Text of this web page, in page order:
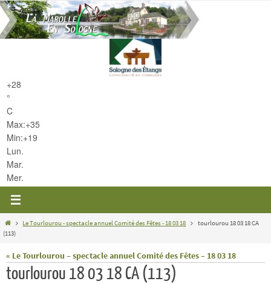
Passer
vers
le
+28
°
C
Max:+35
Min:+19
Lun.
Mar.
Mer.
HomeLe Tourlourou - spectacle annuel Comité des Fêtes - 18 03 18
tourlourou 18 03 18 CA
(113)
« Le Tourlourou – spectacle annuel Comité des Fêtes – 18 03 18
tourlourou 18 03 18 CA (113)